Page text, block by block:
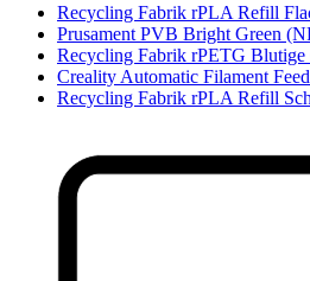
Recycling Fabrik rPLA Refill
Prusament PVB Bright Green
Recycling Fabrik rPETG Blutige
Creality Automatic Filament
Recycling Fabrik rPLA Refill